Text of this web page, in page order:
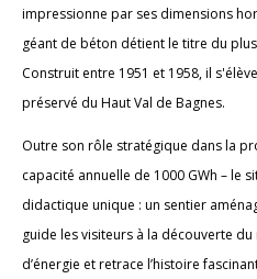
impressionne par ses dimensions
géant de béton détient le titre du
Construit entre 1951 et 1958, il
préservé du Haut Val de Bagnes.
Outre son rôle stratégique dans la
capacité annuelle de 1000 GWh – le
didactique unique : un sentier
guide les visiteurs à la découverte
d’énergie et retrace l’histoire